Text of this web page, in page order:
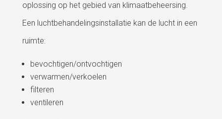
oplossing op het gebied van klimaatbeheersing.
Een luchtbehandelingsinstallatie kan de lucht in een
ruimte:
bevochtigen/ontvochtigen
verwarmen/verkoelen
filteren
ventileren